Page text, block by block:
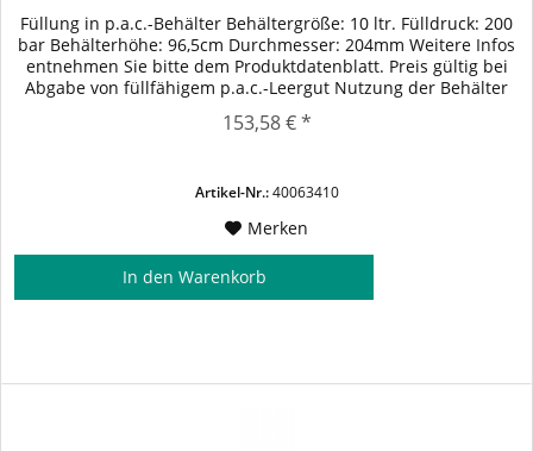
Füllung in p.a.c.-Behälter Behältergröße: 10 ltr. Fülldruck: 200
bar Behälterhöhe: 96,5cm Durchmesser: 204mm Weitere Infos
entnehmen Sie bitte dem Produktdatenblatt. Preis gültig bei
Abgabe von füllfähigem p.a.c.-Leergut Nutzung der Behälter
gem. vereinbarten Konditionen.
153,58 € *
Artikel-Nr.:40063410
Merken
In den Warenkorb